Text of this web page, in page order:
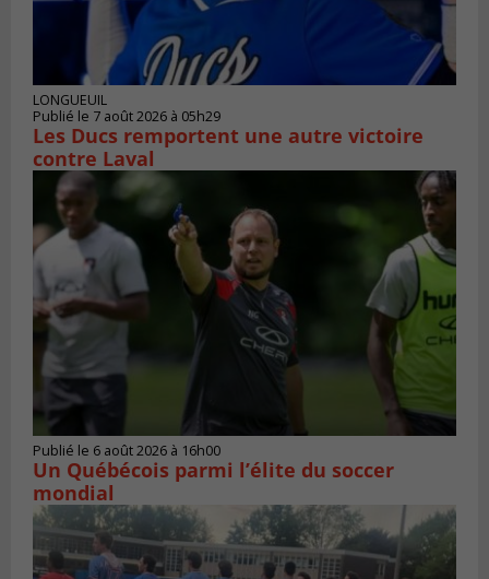
LONGUEUIL
Publié le 7 août 2026 à 05h29
Les Ducs remportent une autre victoire
contre Laval
Publié le 6 août 2026 à 16h00
Un Québécois parmi l’élite du soccer
mondial